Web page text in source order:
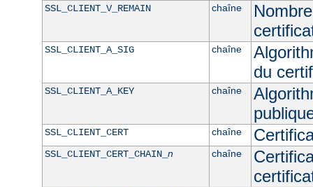
SSL_CLIENT_V_REMAIN chaîne
SSL_CLIENT_A_SIG chaîne
du
SSL_CLIENT_A_KEY chaîne
SSL_CLIENT_CERT chaîne
SSL_CLIENT_CERT_CHAIN_ n chaîne